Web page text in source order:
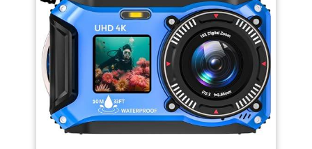
dispose de plusieurs
fonctionnalités
intéressantes, telles
que la stabilisation
d'image numérique,
la détection de
visage, la réduction
du bruit et la capture
en rafale. FACILITÉ
D'UTILISATION -
appuyez à nouveau sur le
déclencheur pour prendre une
photo. ☂ 【Appareil photo
numérique selfie à double
écran】 L'appareil photo
étanche a une conception à
double écran pour prendre
facilement des selfies. L'écran
avant de 1,8 pouces rend la
composition du selfie beaucoup
plus précise, vous permettant
ainsi de dire adieu aux prises
de vue à l'aveugle. Avec la
l'aventure, cet appareil est
étanche IP68 jusqu'à 3 mètres,
idéal pour la plongée libre, le
surf et les parcs aquatiques.
Avec son compartiment à
batterie scellé et sa construction
solide, il est également résistant
à la poussière et aux
températures extrêmes (-10°C ~
45°C), fiable dans tous les
environnements. Design Double
Écran pour des Selfies
Simplissimes - Écran principal